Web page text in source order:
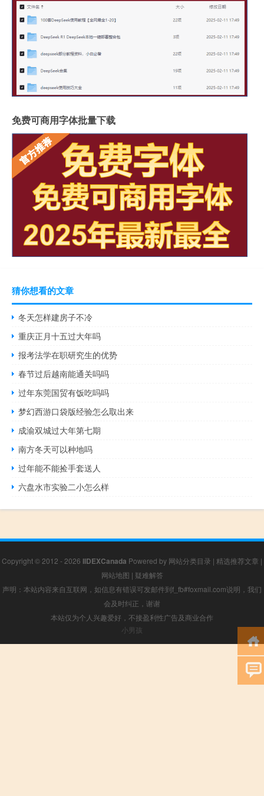
免费可商用字体批量下载
猜你想看的文章
冬天怎样建房子不冷
重庆正月十五过大年吗
报考法学在职研究生的优势
春节过后越南能通关吗吗
过年东莞国贸有饭吃吗吗
梦幻西游口袋版经验怎么取出来
成渝双城过大年第七期
南方冬天可以种地吗
过年能不能捡手套送人
六盘水市实验二小怎么样
Copyright © 2012 - 2026 IIDEXCanada Powered by 网站分类目录 | 精选推荐文章 |
网站地图 | 疑难解答
声明：本站内容来自互联网，如信息有错误可发邮件到f_fb#foxmail.com说明，我们
会及时纠正，谢谢
本站仅为个人兴趣爱好，不接盈利性广告及商业合作
小男孩